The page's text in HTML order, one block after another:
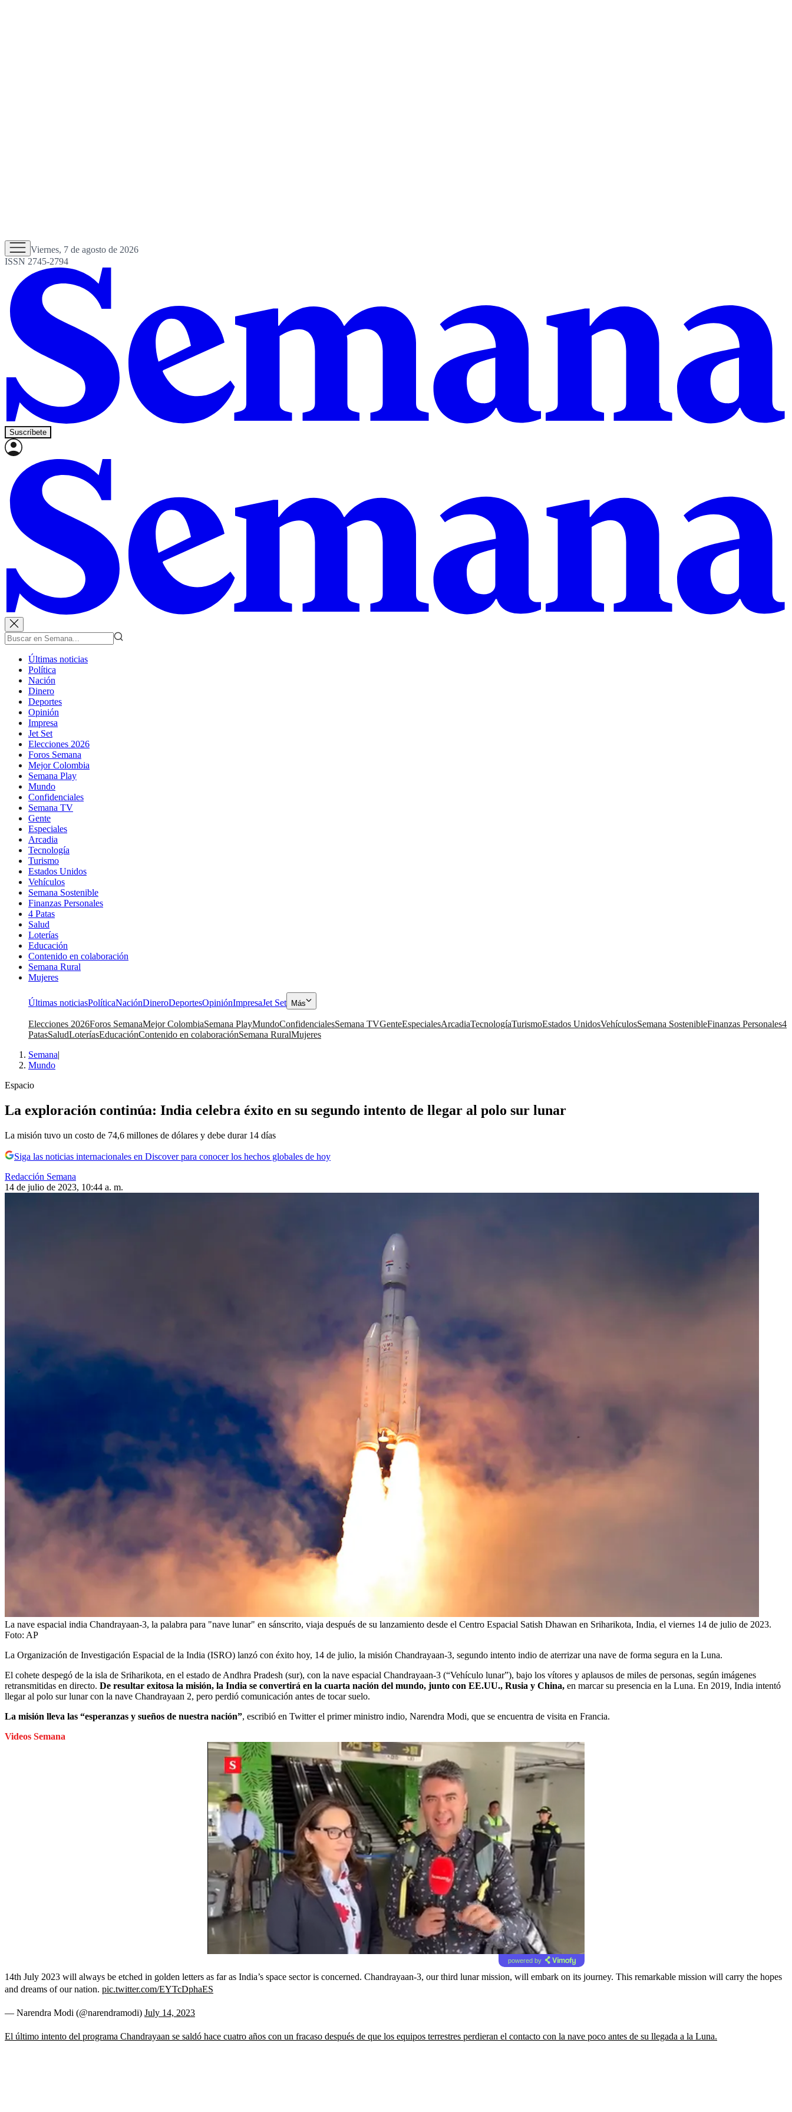
Viernes, 7 de agosto de 2026
ISSN 2745-2794
Suscríbete
Últimas noticias
Política
Nación
Dinero
Deportes
Opinión
Impresa
Jet Set
Elecciones 2026
Foros Semana
Mejor Colombia
Semana Play
Mundo
Confidenciales
Semana TV
Gente
Especiales
Arcadia
Tecnología
Turismo
Estados Unidos
Vehículos
Semana Sostenible
Finanzas Personales
4 Patas
Salud
Loterías
Educación
Contenido en colaboración
Semana Rural
Mujeres
Últimas noticiasPolíticaNaciónDineroDeportesOpiniónImpresaJet Set Más
Elecciones 2026Foros SemanaMejor ColombiaSemana PlayMundoConfidencialesSemana TVGenteEspecialesArcadiaTecnologíaTurismoEstados UnidosVehículosSemana SostenibleFinanzas Personales4
PatasSaludLoteríasEducaciónContenido en colaboraciónSemana RuralMujeres
Semana|
Mundo
Espacio
La exploración continúa: India celebra éxito en su segundo intento de llegar al polo sur lunar
La misión tuvo un costo de 74,6 millones de dólares y debe durar 14 días
Siga las noticias internacionales en Discover para conocer los hechos globales de hoy
Redacción Semana
14 de julio de 2023, 10:44 a. m.
La nave espacial india Chandrayaan-3, la palabra para "nave lunar" en sánscrito, viaja después de su lanzamiento desde el Centro Espacial Satish Dhawan en Sriharikota, India, el viernes 14 de julio de 2023.
Foto: AP
La Organización de Investigación Espacial de la India (ISRO) lanzó con éxito hoy, 14 de julio, la misión Chandrayaan-3, segundo intento indio de aterrizar una nave de forma segura en la Luna.
El cohete despegó de la isla de Sriharikota, en el estado de Andhra Pradesh (sur), con la nave espacial Chandrayaan-3 (“Vehículo lunar”), bajo los vítores y aplausos de miles de personas, según imágenes
retransmitidas en directo. De resultar exitosa la misión, la India se convertirá en la cuarta nación del mundo, junto con EE.UU., Rusia y China, en marcar su presencia en la Luna. En 2019, India intentó
llegar al polo sur lunar con la nave Chandrayaan 2, pero perdió comunicación antes de tocar suelo.
La misión lleva las “esperanzas y sueños de nuestra nación”, escribió en Twitter el primer ministro indio, Narendra Modi, que se encuentra de visita en Francia.
Videos Semana
powered by
14th July 2023 will always be etched in golden letters as far as India’s space sector is concerned. Chandrayaan-3, our third lunar mission, will embark on its journey. This remarkable mission will carry the hopes
and dreams of our nation. pic.twitter.com/EYTcDphaES
— Narendra Modi (@narendramodi) July 14, 2023
El último intento del programa Chandrayaan se saldó hace cuatro años con un fracaso después de que los equipos terrestres perdieran el contacto con la nave poco antes de su llegada a la Luna.